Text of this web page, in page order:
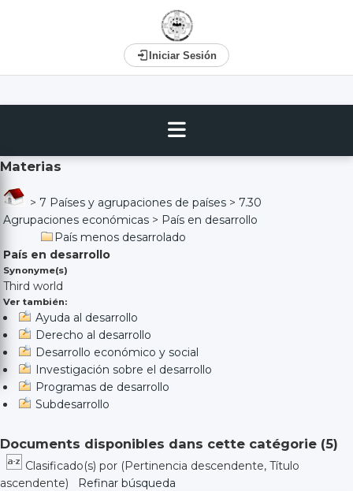
Iniciar Sesión
Materias
> 7 Países y agrupaciones de países > 7.30
Agrupaciones económicas > País en desarrollo
País menos desarrolado
País en desarrollo
Synonyme(s)
Third world
Ver también:
Ayuda al desarrollo
Derecho al desarrollo
Desarrollo económico y social
Investigación sobre el desarrollo
Programas de desarrollo
Subdesarrollo
Documents disponibles dans cette catégorie (5)
Clasificado(s) por (Pertinencia descendente, Título
ascendente)
Refinar búsqueda